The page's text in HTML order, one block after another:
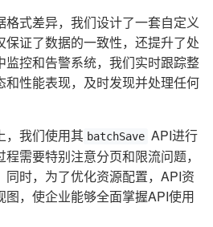
格式差异，我们设计了一套自定义
保证了数据的一致性，还提升了处
监控和告警系统，我们实时跟踪整
和性能表现，及时发现并处理任何
，我们使用其 batchSave API进行
需要特别注意分页和限流问题，
同时，为了优化资源配置，API资
图，使企业能够全面掌握API使用